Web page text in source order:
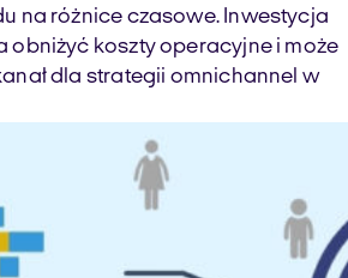
na różnice czasowe. Inwestycja
obniżyć koszty operacyjne i może
dla strategii omnichannel w